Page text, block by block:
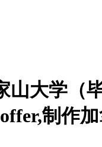
山大学（
制作